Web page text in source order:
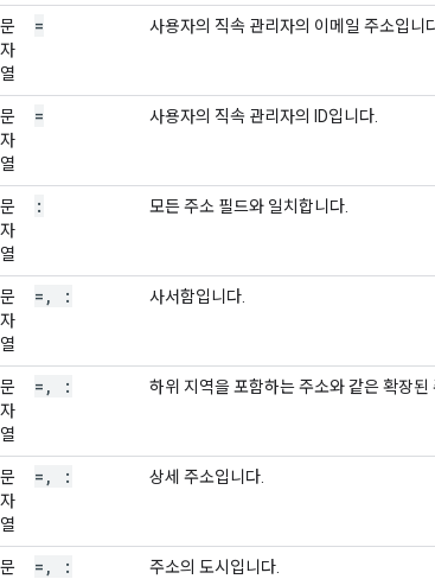
문
자
열
= 사용자의 직속 관리자의 이메일 주소입니
문
자
열
= 사용자의 직속 관리자의 ID입니다.
문
자
열
: 모든 주소 필드와 일치합니다.
문
자
열
= , : 사서함입니다.
문
자
열
= , : 하위 지역을 포함하는 주소와 같은 확장된
문
자
열
= , : 상세 주소입니다.
문
= , : 주소의 도시입니다.